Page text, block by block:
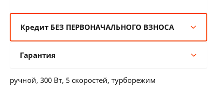
Кредит БЕЗ ПЕРВОНАЧАЛЬНОГО ВЗНОСА
12 мес:7 BYN/мес
36 мес:3 BYN/мес
Гарантия
12 месяцев официальной гарантии от
ручной, 300 Вт, 5 скоростей, турборежим